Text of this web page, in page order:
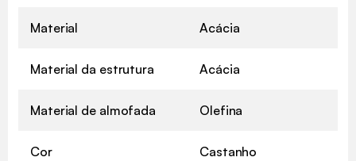
Material Acácia
Material da estrutura Acácia
Material de almofada Olefina
Cor Castanho